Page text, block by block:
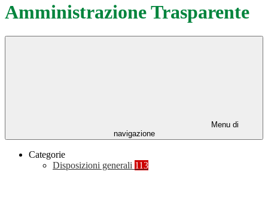
Amministrazione Trasparente
Menu di
navigazione
Categorie
Disposizioni generali 113